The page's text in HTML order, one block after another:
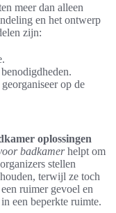
meer dan alleen
en het ontwerp
zijn:
op de
oplossingen
badkamerhelpt om
stellen
terwijl ze toch
ruimer gevoel en
een beperkte ruimte.